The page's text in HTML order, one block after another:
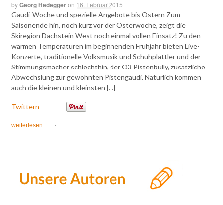
byGeorg Hedeggeron 16. Februar 2015
Gaudi-Woche und spezielle Angebote bis Ostern Zum
Saisonende hin, noch kurz vor der Osterwoche, zeigt die
Skiregion Dachstein West noch einmal vollen Einsatz! Zu den
warmen Temperaturen im beginnenden Frühjahr bieten Live-
Konzerte, traditionelle Volksmusik und Schuhplattler und der
Stimmungsmacher schlechthin, der Ö3 Pistenbully, zusätzliche
Abwechslung zur gewohnten Pistengaudi. Natürlich kommen
auch die kleinen und kleinsten […]
Twittern
weiterlesen ·